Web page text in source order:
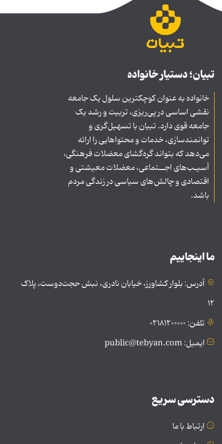
تبیان؛ دستیار خانواده
خانواده به عنوان کوچکترین سلول یک جامعه
نقشی اساسی در پی‌ریزی، تربیت و رشد یک
جامعه قوی دارد. تبیان با تسهیل‌گری و
توانمندسازی، خدمات و محتواهایی را ارائه
می‌دهد که بتواند گره‌گشای معضلات فرهنگی،
آسیـب‌های اجــتماعی، معضلات معیشتی و
اقتصادی و چالش‌های سیاسی در زندگی مردم
باشد.
ما اینجاییم
آدرس: بلوار کشاورز، خیابان نادری، نبش حجت‌دوست، پلاک
۱۲
تلفن: ۰۲۱۸۱۲۰۰۰۰۰
ایمیل: public@tebyan.com
دسترسی سریع
ارتباط با ما